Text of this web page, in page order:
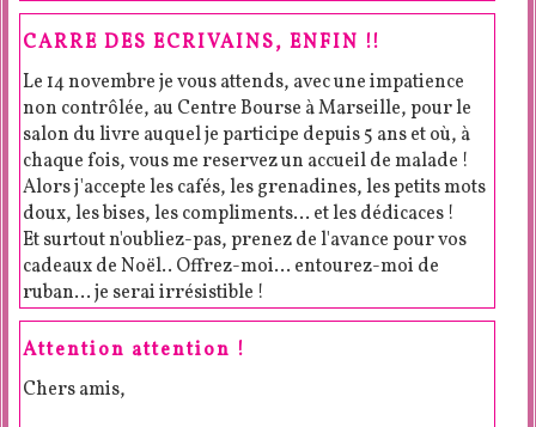
CARRE DES ECRIVAINS, ENFIN !!
Le 14 novembre je vous attends, avec une impatience
non contrôlée, au Centre Bourse à Marseille, pour le
salon du livre auquel je participe depuis 5 ans et où, à
chaque fois, vous me reservez un accueil de malade !
Alors j'accepte les cafés, les grenadines, les petits mots
doux, les bises, les compliments... et les dédicaces !
Et surtout n'oubliez-pas, prenez de l'avance pour vos
cadeaux de Noël.. Offrez-moi... entourez-moi de
ruban... je serai irrésistible !
Attention attention !
Chers amis,